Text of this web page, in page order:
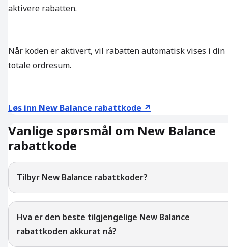
aktivere rabatten.
Når koden er aktivert, vil rabatten automatisk vises i din
totale ordresum.
Løs inn New Balance rabattkode ↗
Vanlige spørsmål om New Balance
rabattkode
Tilbyr New Balance rabattkoder?
Hva er den beste tilgjengelige New Balance
rabattkoden akkurat nå?